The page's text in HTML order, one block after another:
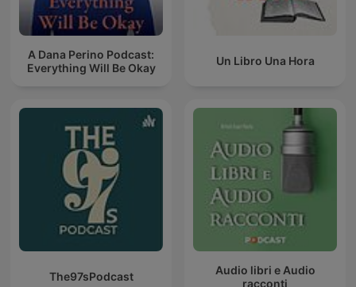
A Dana Perino Podcast:
Everything Will Be Okay
Un Libro Una Hora
The97sPodcast
Audio libri e Audio
racconti